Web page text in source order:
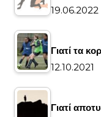
19.06.2022
Γιατί τα
12.10.2021
Γιατί